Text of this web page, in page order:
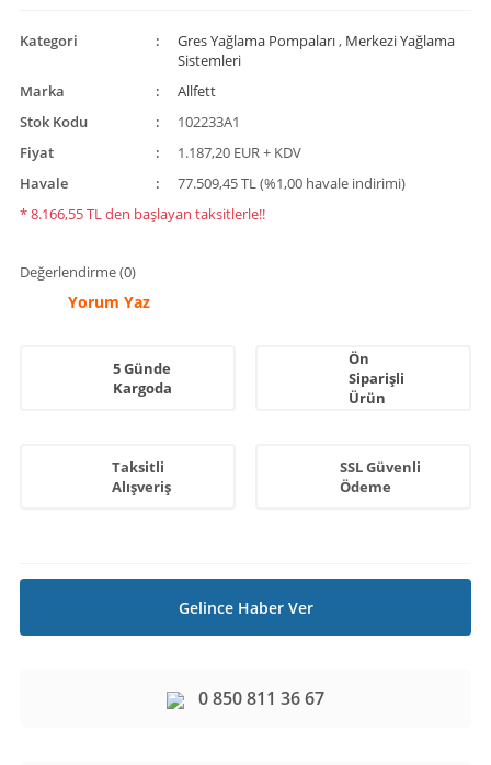
Kategori Gres Yağlama Pompaları, Merkezi Yağlama
Sistemleri
Marka
Allfett
Stok Kodu
102233A1
Fiyat
1.187,20 EUR + KDV
Havale
77.509,45 TL (%1,00 havale indirimi)
* 8.166,55 TL den başlayan taksitlerle!!
Değerlendirme (0)
Yorum Yaz
5 Günde
Kargoda
Ön
Siparişli
Ürün
Taksitli
Alışveriş
SSL Güvenli
Ödeme
Gelince Haber Ver
0 850 811 36 67